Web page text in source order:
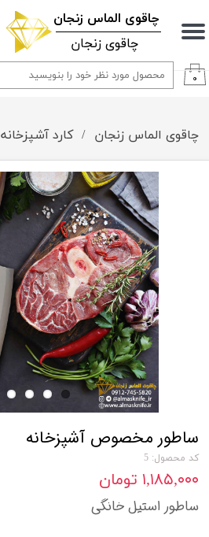
​چاقوی الماس زنجان
چاقوی زنجانحساب کاربری من
تغییر گذر واژه
خروج از حساب کاربری
۰
چاقوی الماس زنجان کارد آشپزخانه
ساطور مخصوص آشپزخانه
کد محصول: 5
۱,۱۸۵,۰۰۰ تومان
ساطور استیل خانگی